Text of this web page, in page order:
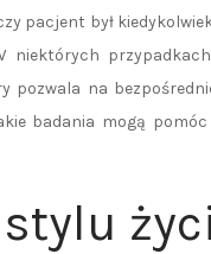
pacjent był
niektórych
pozwala na
badania mogą